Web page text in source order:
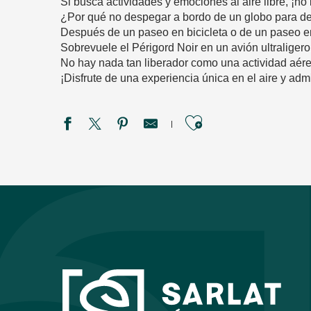
¿Por qué no despegar a bordo de un globo para
Después de un paseo en bicicleta o de un paseo
Sobrevuele el Périgord Noir en un avión
No hay nada tan liberador como una actividad
¡Disfrute de una experiencia única en el aire y
Ajouter aux
Périgord Archery Contact
Driving concept
Montgolfière et Châteaux